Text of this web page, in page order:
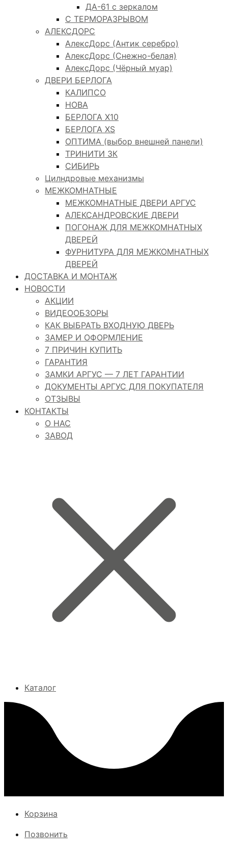
ДА-61 с зеркалом
С ТЕРМОРАЗРЫВОМ
АЛЕКСДОРС
АлексДорс (Антик серебро)
АлексДорс (Снежно-белая)
АлексДорс (Чёрный муар)
ДВЕРИ БЕРЛОГА
КАЛИПСО
НОВА
БЕРЛОГА Х10
БЕРЛОГА XS
ОПТИМА (выбор внешней панели)
ТРИНИТИ 3К
СИБИРЬ
Цилндровые механизмы
МЕЖКОМНАТНЫЕ
МЕЖКОМНАТНЫЕ ДВЕРИ АРГУС
АЛЕКСАНДРОВСКИЕ ДВЕРИ
ПОГОНАЖ ДЛЯ МЕЖКОМНАТНЫХ
ДВЕРЕЙ
ФУРНИТУРА ДЛЯ МЕЖКОМНАТНЫХ
ДВЕРЕЙ
ДОСТАВКА И МОНТАЖ
НОВОСТИ
АКЦИИ
ВИДЕООБЗОРЫ
КАК ВЫБРАТЬ ВХОДНУЮ ДВЕРЬ
ЗАМЕР И ОФОРМЛЕНИЕ
7 ПРИЧИН КУПИТЬ
ГАРАНТИЯ
ЗАМКИ АРГУС — 7 ЛЕТ ГАРАНТИИ
ДОКУМЕНТЫ АРГУС ДЛЯ ПОКУПАТЕЛЯ
ОТЗЫВЫ
КОНТАКТЫ
О НАС
ЗАВОД
Каталог
Корзина
Позвонить